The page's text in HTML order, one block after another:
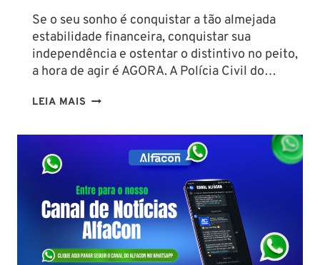
Se o seu sonho é conquistar a tão almejada
estabilidade financeira, conquistar sua
independência e ostentar o distintivo no peito,
a hora de agir é AGORA. A Polícia Civil do…
LEIA MAIS CONCURSO
PA
COMISSÃO
ORGANIZADORA
FORMADA!
VEJA
VAGAS,
SALÁRIOS